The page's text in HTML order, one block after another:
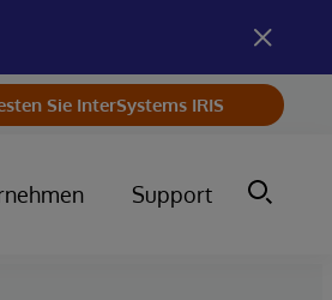
Sie InterSystems IRIS
Support